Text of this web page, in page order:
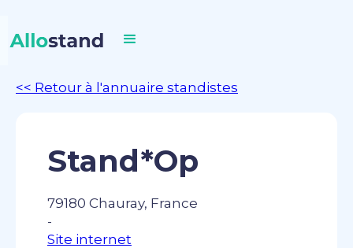
<< Retour à l'annuaire standistes
Stand*Op
79180 Chauray, France
-
Site internet